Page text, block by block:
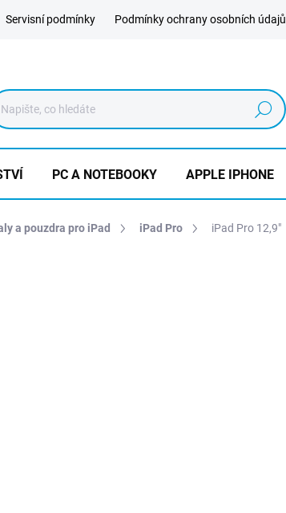
Servisní podmínky Podmínky ochrany osobních údajů
Hledat
PC A NOTEBOOKY APPLE IPHONE
a pouzdra pro iPad iPad Pro iPad Pro 12,9"